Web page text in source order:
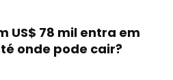
US$ 78 mil entra em
onde pode cair?